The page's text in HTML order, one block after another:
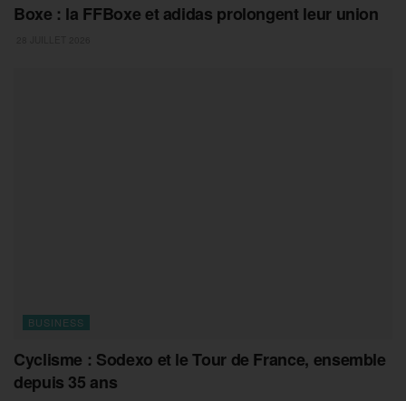
Boxe : la FFBoxe et adidas prolongent leur union
BUSINESS
Cyclisme : Sodexo et le Tour de France, ensemble
depuis 35 ans